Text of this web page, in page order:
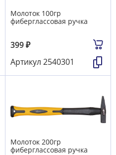
Молоток 100гр
фиберглассовая ручка
399₽
Артикул 2540301
Молоток 200гр
фиберглассовая ручка